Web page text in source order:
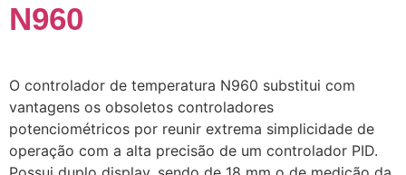
N960
O controlador de temperatura N960 substitui com
vantagens os obsoletos controladores
potenciométricos por reunir extrema simplicidade de
operação com a alta precisão de um controlador PID.